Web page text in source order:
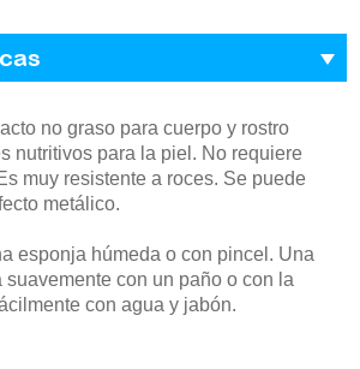
no graso para cuerpo y rostro
nutritivos para la piel. No requiere
muy resistente a roces. Se puede
metálico.
esponja húmeda o con pincel. Una
suavemente con un paño o con la
con agua y jabón.